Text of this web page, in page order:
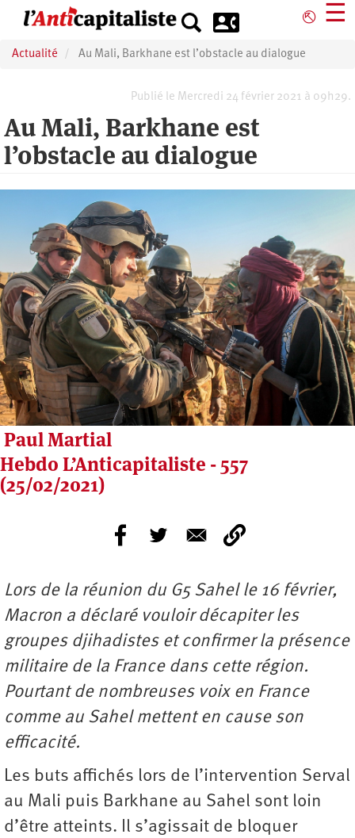
principal
⎋ ☰
Actualité Au Mali, Barkhane est l’obstacle au dialogue
Publié le Mercredi 24 février 2021 à 09h29.
Au Mali, Barkhane est
l’obstacle au dialogue
Paul Martial
Hebdo L’Anticapitaliste - 557
(25/02/2021)
Lors de la réunion du G5 Sahel le 16 février,
Macron a déclaré vouloir décapiter les
groupes djihadistes et confirmer la présence
militaire de la France dans cette région.
Pourtant de nombreuses voix en France
comme au Sahel mettent en cause son
efficacité.
Les buts affichés lors de l’intervention Serval
au Mali puis Barkhane au Sahel sont loin
d’être atteints. Il s’agissait de bloquer